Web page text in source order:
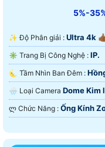
5%-
✨ Độ Phân giải : Ultra 4k
✳️ Trang Bị Công Nghệ : IP.
🌜 Tầm Nhìn Ban Đêm :
🌧️ Loại Camera Dome Kim
️ლ Chức Năng : Ống Kính